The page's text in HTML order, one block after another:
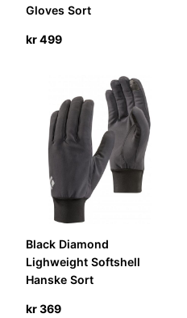
Gloves Sort
kr499
Black Diamond
Lighweight Softshell
Hanske Sort
kr369